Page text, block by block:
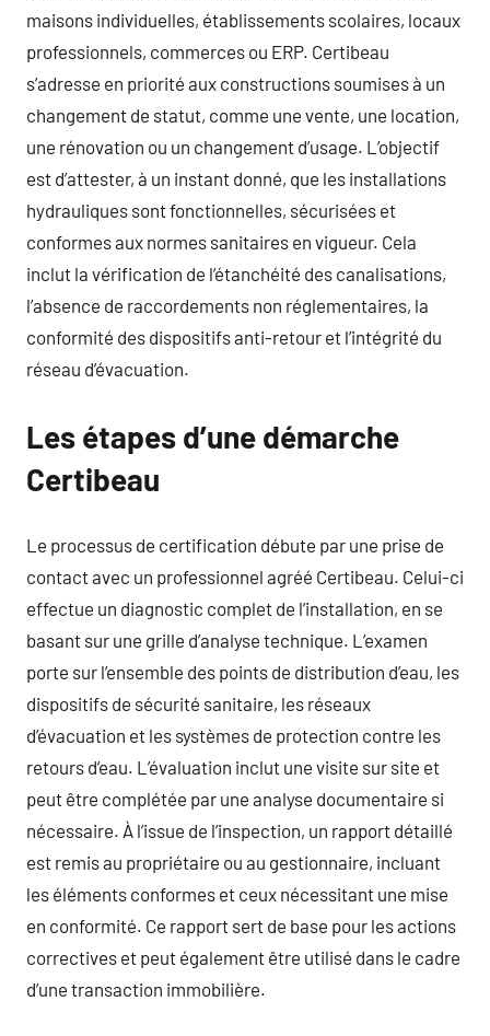
maisons individuelles, établissements scolaires, locaux
professionnels, commerces ou ERP. Certibeau
s’adresse en priorité aux constructions soumises à un
changement de statut, comme une vente, une location,
une rénovation ou un changement d’usage. L’objectif
est d’attester, à un instant donné, que les installations
hydrauliques sont fonctionnelles, sécurisées et
conformes aux normes sanitaires en vigueur. Cela
inclut la vérification de l’étanchéité des canalisations,
l’absence de raccordements non réglementaires, la
conformité des dispositifs anti-retour et l’intégrité du
réseau d’évacuation.
Les étapes d’une démarche
Certibeau
Le processus de certification débute par une prise de
contact avec un professionnel agréé Certibeau. Celui-ci
effectue un diagnostic complet de l’installation, en se
basant sur une grille d’analyse technique. L’examen
porte sur l’ensemble des points de distribution d’eau, les
dispositifs de sécurité sanitaire, les réseaux
d’évacuation et les systèmes de protection contre les
retours d’eau. L’évaluation inclut une visite sur site et
peut être complétée par une analyse documentaire si
nécessaire. À l’issue de l’inspection, un rapport détaillé
est remis au propriétaire ou au gestionnaire, incluant
les éléments conformes et ceux nécessitant une mise
en conformité. Ce rapport sert de base pour les actions
correctives et peut également être utilisé dans le cadre
d’une transaction immobilière.